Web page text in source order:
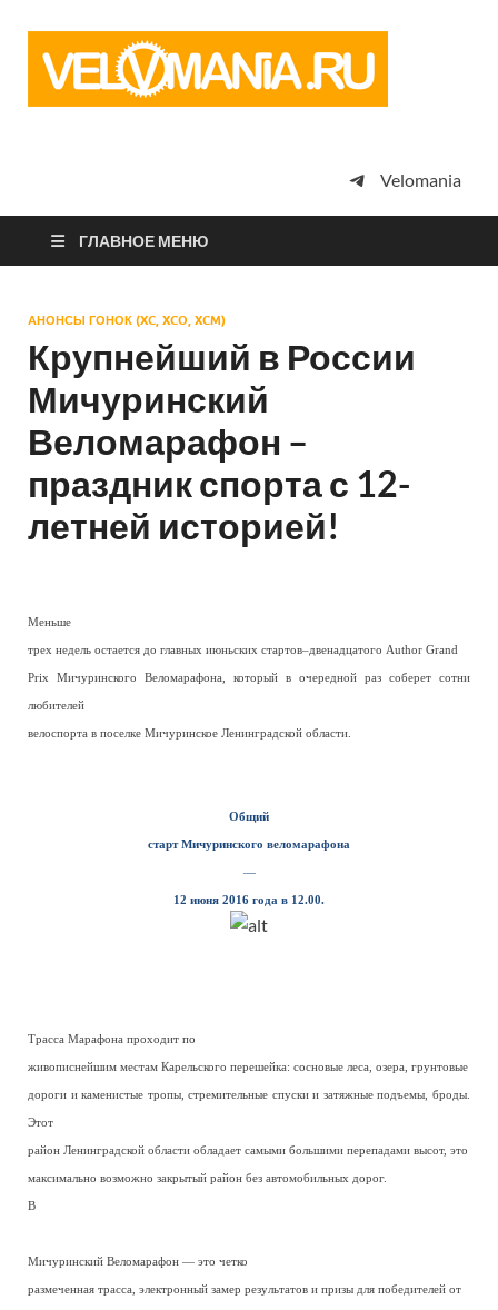
просто
Velomania
ГЛАВНОЕ МЕНЮ
АНОНСЫ ГОНОК (XC, XCO, XCM)
Крупнейший в России
Мичуринский
Веломарафон –
праздник спорта с 12-
летней историей!
Меньше
трех недель остается до главных июньских стартов–двенадцатого Author Grand
Prix Мичуринского Веломарафона, который в очередной раз соберет сотни
любителей
велоспорта в поселке Мичуринское Ленинградской области.
Общий
старт Мичуринского веломарафона
—
12 июня 2016 года в 12.00.
Трасса Марафона проходит по
живописнейшим местам Карельского перешейка: сосновые леса, озера, грунтовые
дороги и каменистые тропы, стремительные спуски и затяжные подъемы, броды.
Этот
район Ленинградской области обладает самыми большими перепадами высот, это
максимально возможно закрытый район без автомобильных дорог.
В
Мичуринский Веломарафон — это четко
размеченная трасса, электронный замер результатов и призы для победителей от